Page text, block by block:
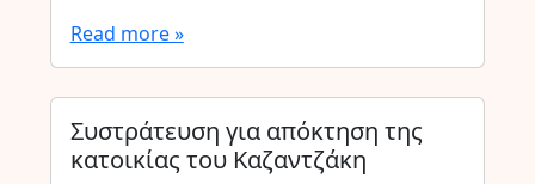
Read more »
Συστράτευση για απόκτηση της
κατοικίας του Καζαντζάκη